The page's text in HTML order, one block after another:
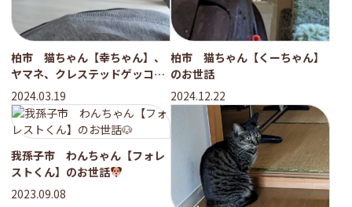
柏市 猫ちゃん【幸ちゃん】、
ヤマネ、クレステッドゲッコー
のお世話
2024.03.19
柏市 猫ちゃん【くーちゃん】
のお世話
2024.12.22
我孫子市 わんちゃん【フォレ
ストくん】のお世話
2023.09.08